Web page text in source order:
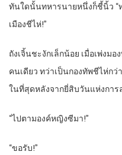
ทันใดนั้นทหารนายหนึ่งก็ชี้นิ้ว
เมืองชีไห่!”
ถังเจิ้นชะงักเล็กน้อย เมื่อเพ่งม
คนเดียว ทว่าเป็นกองทัพชีไห่ก
ในที่สุดหลังจากยี่สิบวันแห่งการ
“ไปตามองค์หญิงซีมา!”
“ขอรับ!”